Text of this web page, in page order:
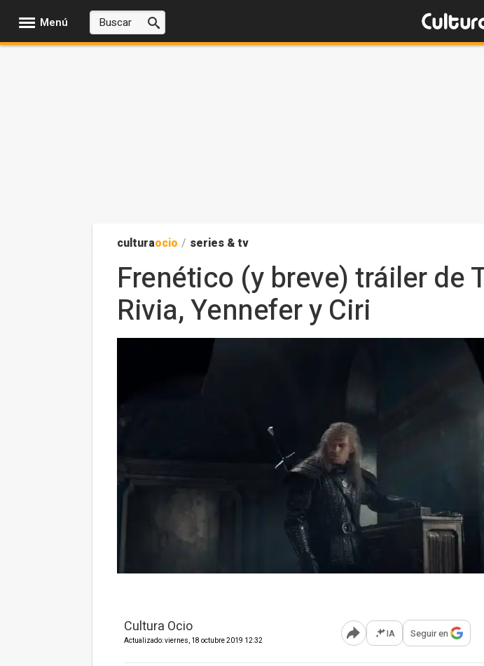
Menú
culturaocio / series & tv
Frenético (y breve) tráiler de
Rivia, Yennefer y Ciri
Cultura Ocio
Actualizado: viernes, 18 octubre 2019 12:32 Abrir opciones para compartir
IA Seguir en